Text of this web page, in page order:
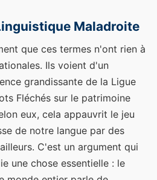
Maladroite
que ces termes n'ont rien à
Ils voient d'un
grandissante de la Ligue
Fléchés sur le patrimoine
eux, cela appauvrit le jeu
de notre langue par des
C'est un argument qui
une chose essentielle : le